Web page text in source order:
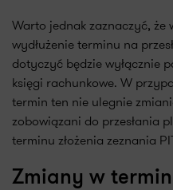
Warto jednak zaznaczyć, że
wydłużenie terminu na
dotyczyć będzie wyłącznie
księgi rachunkowe. W
termin ten nie ulegnie
zobowiązani do przesłania
terminu złożenia zeznania
Zmiany w